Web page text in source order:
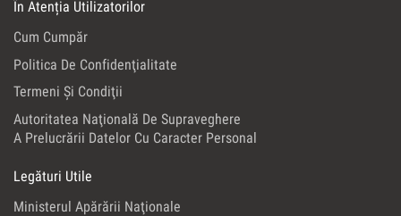
În Atenția Utilizatorilor
Cum Cumpăr
Politica De Confidenţialitate
Termeni Şi Condiţii
Autoritatea Naţională De Supraveghere
A Prelucrării Datelor Cu Caracter Personal
Legături Utile
Ministerul Apărării Naţionale